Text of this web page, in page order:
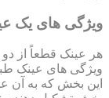
ویژگی های یک
هر عینک قطعاً از
ویژگی های عینک
این بخش که به آن